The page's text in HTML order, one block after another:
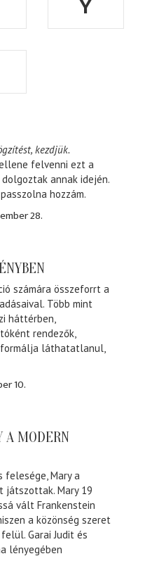
Y
kezdjük.
felvenni ezt a
annak idején.
hozzám.
28.
számára összeforrt a
Több mint
háttérben,
rendezők,
formálja láthatatlanul,
10.
A MODERN
felesége, Mary a
játszottak. Mary 19
vált Frankenstein
a közönség szeret
Garai Judit és
lényegében